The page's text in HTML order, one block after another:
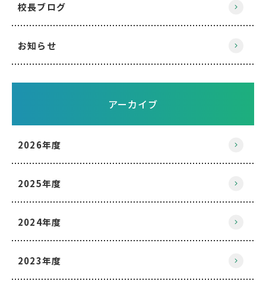
校長ブログ
お知らせ
アーカイブ
2026年度
2025年度
2024年度
2023年度